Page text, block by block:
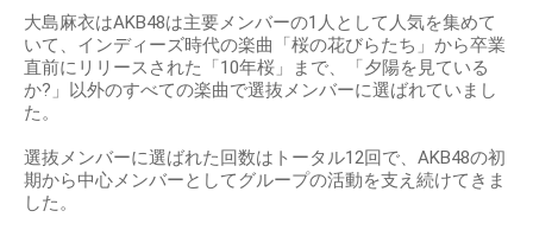
大島麻衣はAKB48は主要メンバーの1人として人気を集めて
いて、インディーズ時代の楽曲「桜の花びらたち」から卒業
直前にリリースされた「10年桜」まで、「夕陽を見ている
か?」以外のすべての楽曲で選抜メンバーに選ばれていまし
た。
選抜メンバーに選ばれた回数はトータル12回で、AKB48の初
期から中心メンバーとしてグループの活動を支え続けてきま
した。